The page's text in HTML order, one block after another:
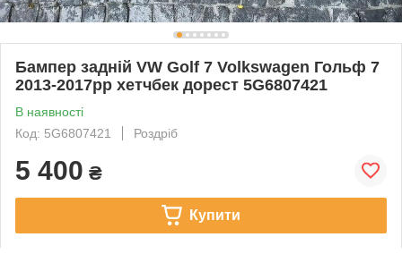
Бампер задній VW Golf 7 Volkswagen Гольф 7
2013-2017рр хетчбек дорест 5G6807421
В наявності
Код: 5G6807421
Роздріб
5 400 ₴
Купити